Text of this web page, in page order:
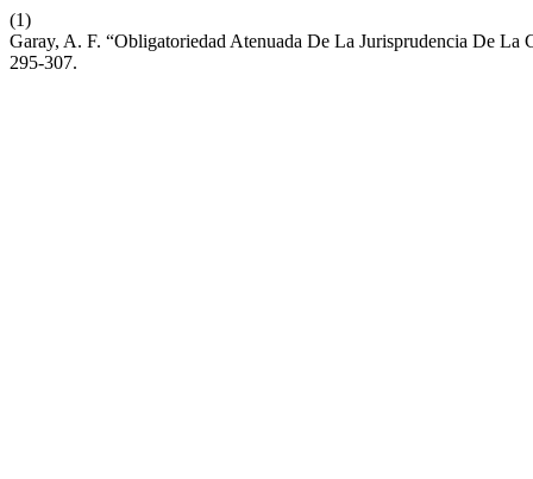
(1)
Garay, A. F. “Obligatoriedad Atenuada De La Jurisprudencia De
295-307.